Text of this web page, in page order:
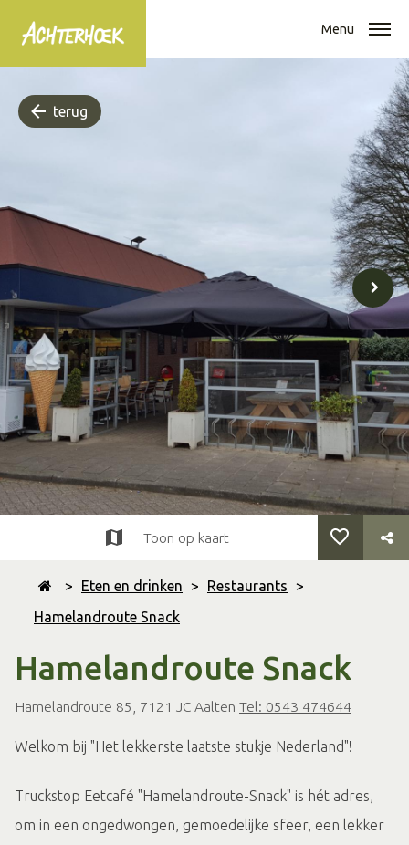
Menu
terug
> Eten en drinken > Restaurants >
Hamelandroute Snack
Hamelandroute Snack
Hamelandroute 85, 7121 JC Aalten Tel: 0543 474644
Toon op kaart
Welkom bij "Het lekkerste laatste stukje Nederland"!
Truckstop Eetcafé "Hamelandroute-Snack" is hét adres,
om in een ongedwongen, gemoedelijke sfeer, een lekker